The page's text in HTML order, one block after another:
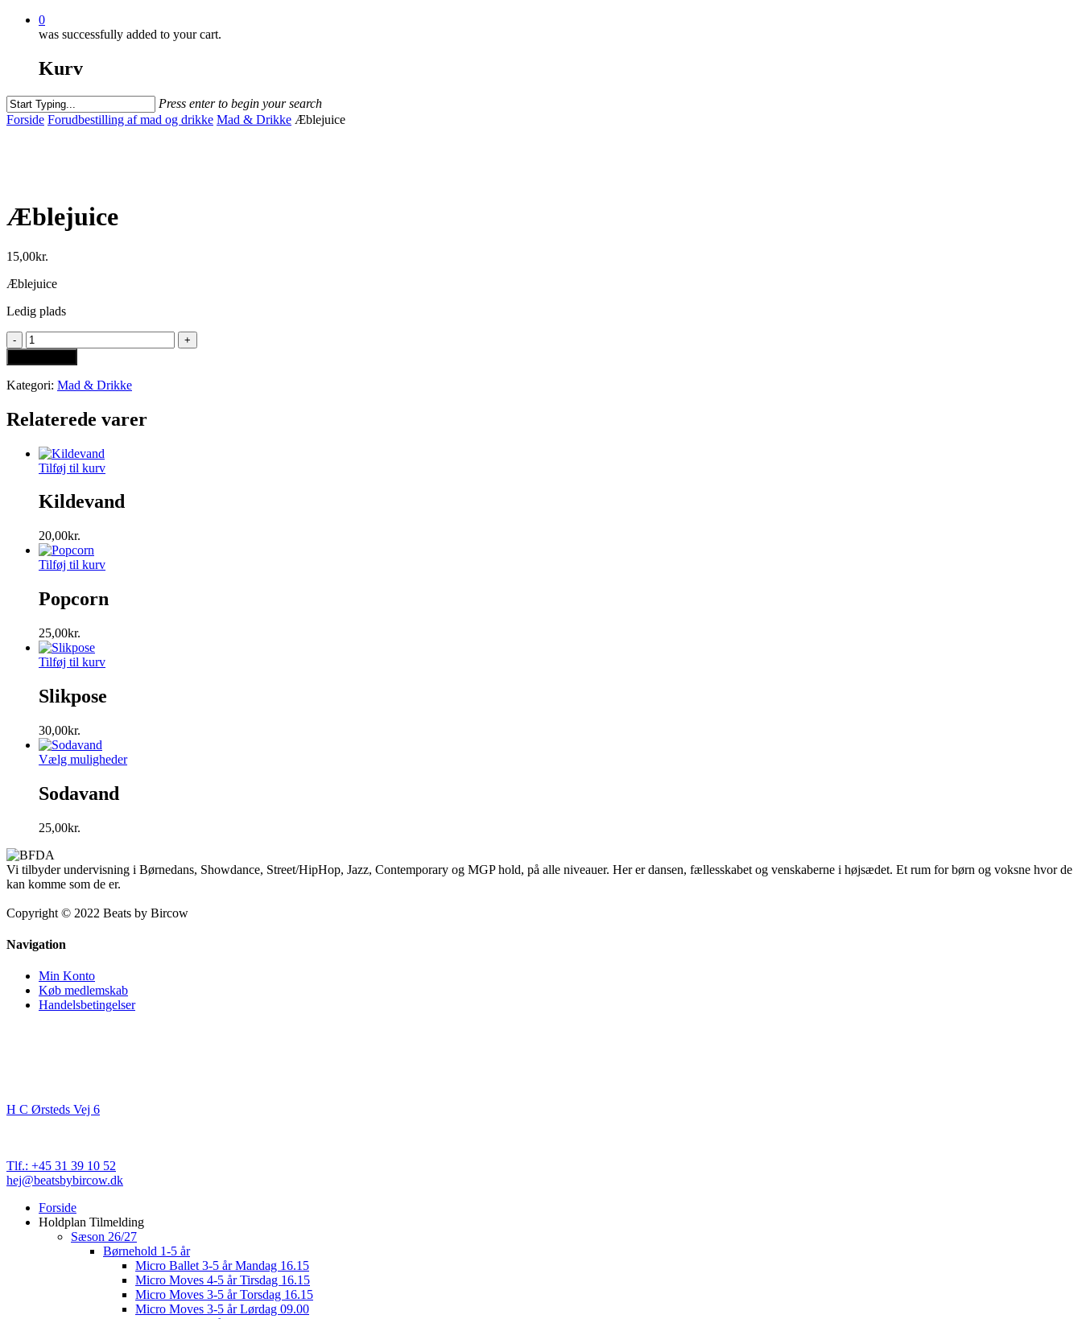
0
was successfully added to your cart.
Kurv
Press enter to begin your search
Close
Forside Forudbestilling af mad og drikke Mad & Drikke Æblejuice
Æblejuice
15,00kr.
Æblejuice
Ledig plads
Æblejuice
antal
Kategori: Mad & Drikke
Relaterede varer
Tilføj til kurv
Kildevand
20,00kr.
Tilføj til kurv
Popcorn
25,00kr.
Tilføj til kurv
Slikpose
30,00kr.
Vælg muligheder
Sodavand
25,00kr.
Vi tilbyder undervisning i Børnedans, Showdance, Street/HipHop, Jazz, Contemporary og MGP hold, på alle niveauer. Her er dansen, fællesskabet og venskaberne i højsædet. Et rum for børn og voksne hvor de
kan komme som de er.
Copyright © 2022 Beats by Bircow
Navigation
Min Konto
Køb medlemskab
Handelsbetingelser
H C Ørsteds Vej 6
Tlf.: +45 31 39 10 52
hej@beatsbybircow.dk
Close
Menu
Forside
Holdplan Tilmelding
Sæson 26/27
Børnehold 1-5 år
Micro Ballet 3-5 år Mandag 16.15
Micro Moves 4-5 år Tirsdag 16.15
Micro Moves 3-5 år Torsdag 16.15
Micro Moves 3-5 år Lørdag 09.00